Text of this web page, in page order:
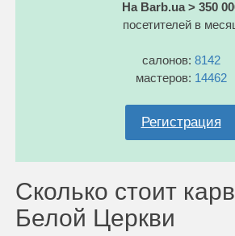
На Barb.ua > 350
посетителей в
салонов: 8142
мастеров: 14462
Регистрация
Сколько стоит
Белой Церкви